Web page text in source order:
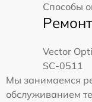
Способы
Vector
SC-0511
Мы занимаемся
обслуживанием